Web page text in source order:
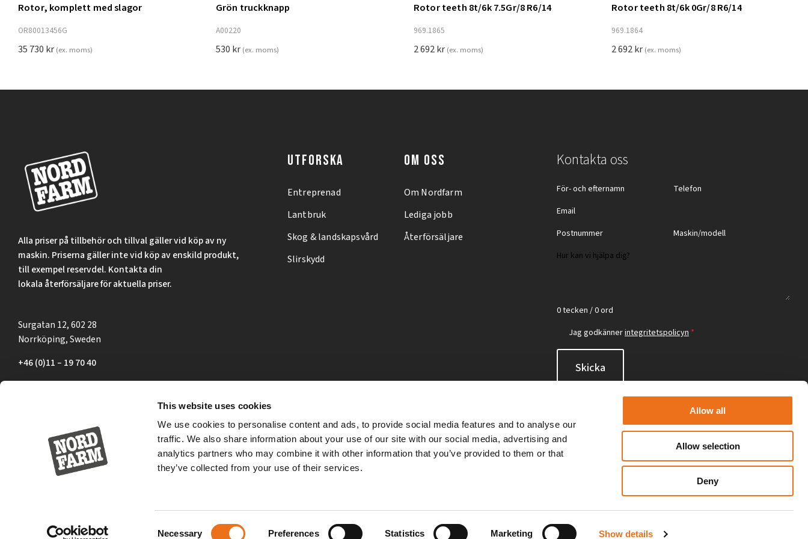
This website uses cookies
We use cookies to personalise content and ads, to provide social media features and to analyse our
traffic. We also share information about your use of our site with our social media, advertising and
analytics partners who may combine it with other information that you’ve provided to them or that
they’ve collected from your use of their services.
Necessary Preferences Statistics Marketing Show details
Allow all
Allow selection
Deny
Lägg till i varukorg
Rotor, komplett med slagor
OR80013456G
35 730 kr (ex. moms)
Lägg till i varukorg
Grön truckknapp
A00220
530 kr (ex. moms)
Lägg till i varukorg
Rotor teeth 8t/6k 7.5Gr/8 R6/14
969.1865
2 692kr (ex. moms)
Rotor teeth 8t/6k 0Gr/8 R6/14
969.1864
2 692kr (ex. moms)
Alla priser på tillbehör och tillval gäller vid köp av ny
maskin. Priserna gäller inte vid köp av enskild produkt,
till exempel reservdel. Kontakta din
lokala återförsäljare för aktuella priser.
Surgatan 12, 602 28
Norrköping, Sweden
+46 (0)11 – 19 70 40
UTFORSKA
Entreprenad
Lantbruk
Skog & landskapsvård
Slirskydd
OM OSS
Om Nordfarm
Lediga jobb
Återförsäljare
Kontakta oss
0 tecken / 0 ord
Jag godkännerintegritetspolicyn *
Skicka